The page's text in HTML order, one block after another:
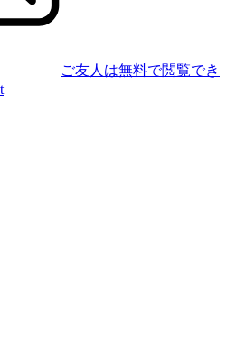
ご友人は無料で閲覧でき